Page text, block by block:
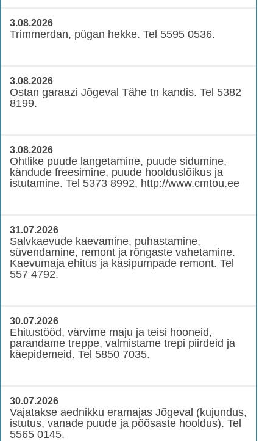
3.08.2026
Trimmerdan, pügan hekke. Tel 5595 0536.
3.08.2026
Ostan garaazi Jõgeval Tähe tn kandis. Tel 5382
8199.
3.08.2026
Ohtlike puude langetamine, puude sidumine,
kändude freesimine, puude hoolduslõikus ja
istutamine. Tel 5373 8992, http://www.cmtou.ee
31.07.2026
Salvkaevude kaevamine, puhastamine,
süvendamine, remont ja rõngaste vahetamine.
Kaevumaja ehitus ja käsipumpade remont. Tel
557 4792.
30.07.2026
Ehitustööd, värvime maju ja teisi hooneid,
parandame treppe, valmistame trepi piirdeid ja
käepidemeid. Tel 5850 7035.
30.07.2026
Vajatakse aednikku eramajas Jõgeval (kujundus,
istutus, vanade puude ja põõsaste hooldus). Tel
5565 0145.